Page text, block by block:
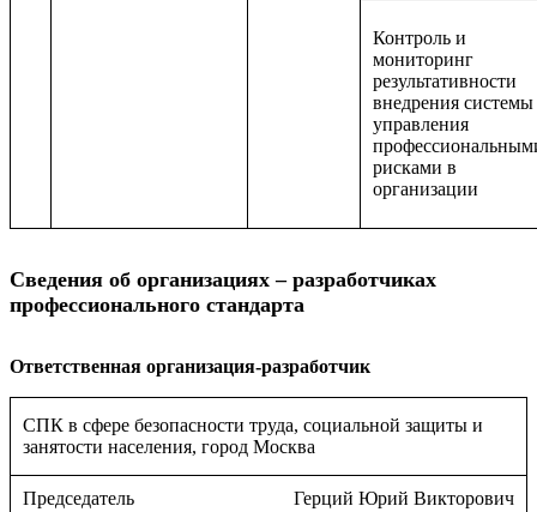
Контроль и
мониторинг
результативности
внедрения системы
управления
рисками в
организации
Сведения об организациях – разработчиках
профессионального стандарта
Ответственная организация-разработчик
СПК в сфере безопасности труда, социальной защиты и
занятости населения, город Москва
Председатель Герций Юрий Викторович